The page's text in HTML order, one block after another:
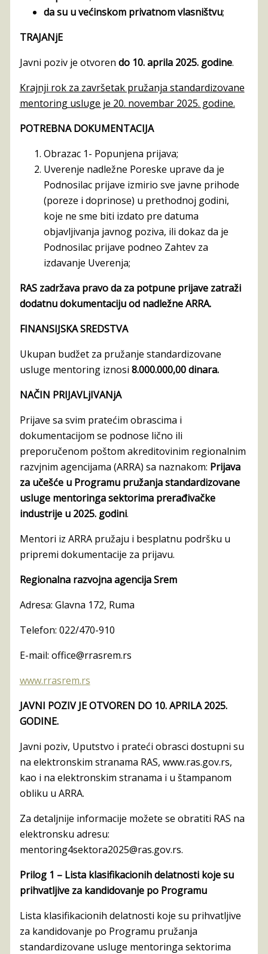
da su u većinskom privatnom vlasništvu;
TRAJANjE
Javni poziv je otvoren do 10. aprila 2025. godine.
Krajnji rok za završetak pružanja standardizovane
mentoring usluge je 20. novembar 2025. godine.
POTREBNA DOKUMENTACIJA
Obrazac 1- Popunjena prijava;
Uverenje nadležne Poreske uprave da je
Podnosilac prijave izmirio sve javne prihode
(poreze i doprinose) u prethodnoj godini,
koje ne sme biti izdato pre datuma
objavljivanja javnog poziva, ili dokaz da je
Podnosilac prijave podneo Zahtev za
izdavanje Uverenja;
RAS zadržava pravo da za potpune prijave zatraži
dodatnu dokumentaciju od nadležne ARRA.
FINANSIJSKA SREDSTVA
Ukupan budžet za pružanje standardizovane
usluge mentoring iznosi 8.000.000,00 dinara.
NAČIN PRIJAVLjIVANjA
Prijave sa svim pratećim obrascima i
dokumentacijom se podnose lično ili
preporučenom poštom akreditovinim regionalnim
razvjnim agencijama (ARRA) sa naznakom: Prijava
za učešće u Programu pružanja standardizovane
usluge mentoringa sektorima prerađivačke
industrije u 2025. godini.
Mentori iz ARRA pružaju i besplatnu podršku u
pripremi dokumentacije za prijavu.
Regionalna razvojna agencija Srem
Adresa: Glavna 172, Ruma
Telefon: 022/470-910
E-mail: office@rrasrem.rs
www.rrasrem.rs
JAVNI POZIV JE OTVOREN DO 10. APRILA 2025.
GODINE.
Javni poziv, Uputstvo i prateći obrasci dostupni su
na elektronskim stranama RAS, www.ras.gov.rs,
kao i na elektronskim stranama i u štampanom
obliku u ARRA.
Za detaljnije informacije možete se obratiti RAS na
elektronsku adresu:
mentoring4sektora2025@ras.gov.rs.
Prilog 1 – Lista klasifikacionih delatnosti koje su
prihvatljive za kandidovanje po Programu
Lista klasifikacionih delatnosti koje su prihvatljive
za kandidovanje po Programu pružanja
standardizovane usluge mentoringa sektorima